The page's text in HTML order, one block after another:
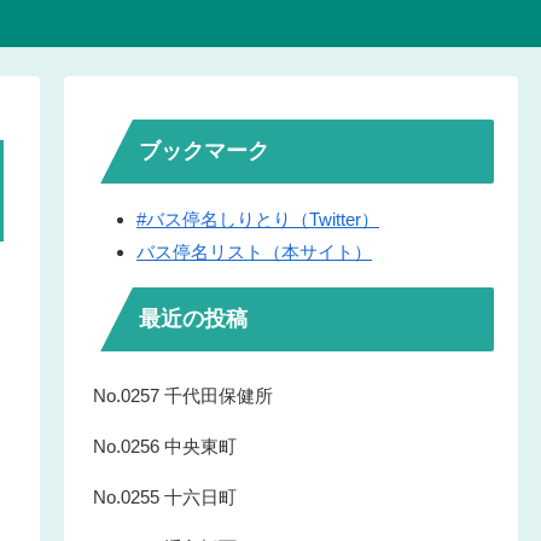
ブックマーク
#バス停名しりとり（Twitter）
バス停名リスト（本サイト）
最近の投稿
No.0257 千代田保健所
No.0256 中央東町
No.0255 十六日町